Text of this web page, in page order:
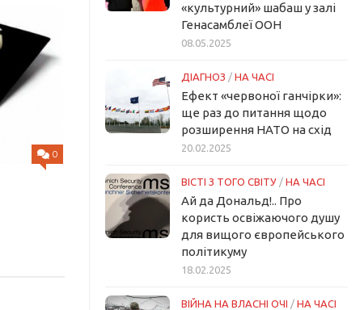
0
«культурний» шабаш у залі
Генасамблеї ООН
08.05.2025
ДІАГНОЗ / НА ЧАСІ
Ефект «червоної ганчірки»:
ще раз до питання щодо
розширення НАТО на схід
20.02.2025
ВІСТІ З ТОГО СВІТУ / НА ЧАСІ
Ай да Дональд!.. Про
користь освіжаючого душу
для вищого європейського
політикуму
18.02.2025
ВІЙНА НА ВЛАСНІ ОЧІ / НА ЧАСІ